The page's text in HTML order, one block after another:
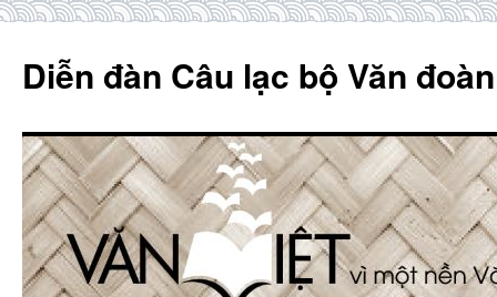
content
Diễn đàn Câu lạc bộ Văn